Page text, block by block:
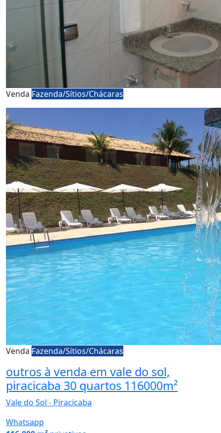
Venda Fazenda/Sítios/Chácaras
Venda Fazenda/Sítios/Chácaras
outros à venda em vale do sol,
piracicaba 30 quartos 116000m²
Vale do Sol - Piracicaba
Whatsapp